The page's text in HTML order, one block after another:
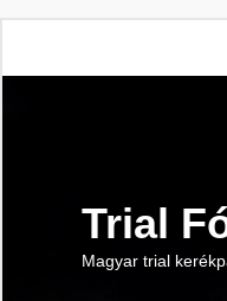
Trial
Magyar trial